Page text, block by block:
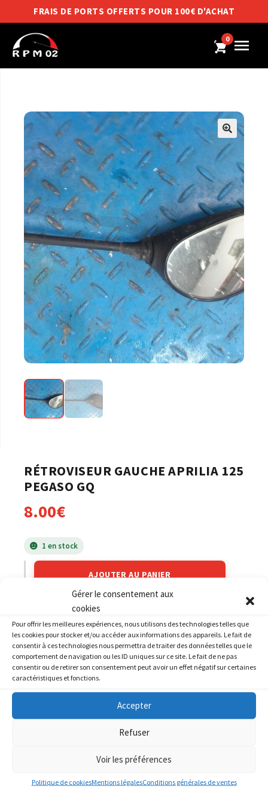
Gérer le consentement aux
cookies
Pour offrir les meilleures expériences, nous utilisons des technologies telles que
les cookies pour stocker et/ou accéder aux informations des appareils. Le fait de
consentir à ces technologies nous permettra de traiter des données telles que le
comportement de navigation ou les ID uniques sur ce site. Le fait de ne pas
consentir ou de retirer son consentement peut avoir un effet négatif sur certaines
caractéristiques et fonctions.
Accepter
Refuser
Voir les préférences
Politique de cookiesMentions légalesConditions générales de ventes
FRAIS DE PORTS OFFERTS POUR 100€ D'ACHAT
0
RÉTROVISEUR GAUCHE APRILIA 125
PEGASO GQ
8.00€
1 en stock
AJOUTER AU PANIER
PRODUITS SIMILAIRES